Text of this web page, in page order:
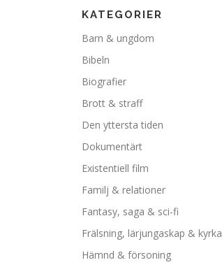
KATEGORIER
Barn & ungdom
Bibeln
Biografier
Brott & straff
Den yttersta tiden
Dokumentärt
Existentiell film
Familj & relationer
Fantasy, saga & sci-fi
Frälsning, lärjungaskap & kyrka
Hämnd & försoning